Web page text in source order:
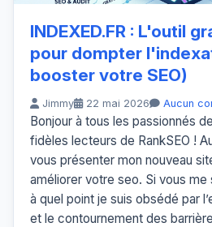
INDEXED.FR : L'outil
pour dompter
booster votre SEO)
Jimmy 22 mai 2026 Aucun
Bonjour à tous les passionnés
fidèles lecteurs de RankSEO !
vous présenter mon nouveau
améliorer votre seo. Si vous me
à quel point je suis obsédé par
et le contournement des